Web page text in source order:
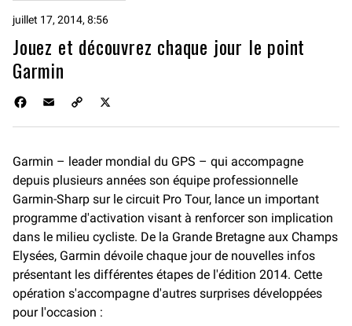
juillet 17, 2014, 8:56
Jouez et découvrez chaque jour le point
Garmin
b
o
o
k
l
L
i
n
k
Garmin – leader mondial du GPS – qui accompagne
depuis plusieurs années son équipe professionnelle
Garmin-Sharp sur le circuit Pro Tour, lance un important
programme d'activation visant à renforcer son implication
dans le milieu cycliste. De la Grande Bretagne aux Champs
Elysées, Garmin dévoile chaque jour de nouvelles infos
présentant les différentes étapes de l'édition 2014. Cette
opération s'accompagne d'autres surprises développées
pour l'occasion :